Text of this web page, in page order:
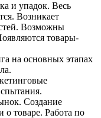
и упадок. Весь
Возникает
Возможны
товары-
на основных этапах
Создание
о товаре. Работа по